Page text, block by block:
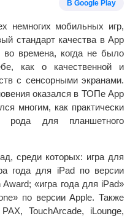
В Google Play
немногих мобильных игр,
стандарт качества в App
времена, когда не было
как о качественной и
с сенсорными экранами.
оказался в ТОПе App
многим, как практически
рода для планшетного
среди которых: игра для
года для iPad по версии
«игра года для iPad»
по версии Apple. Также
TouchArcade, iLounge,